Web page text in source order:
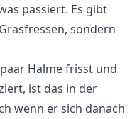
passiert. Es gibt
sondern
Halme frisst und
ist das in der
wenn er sich danach